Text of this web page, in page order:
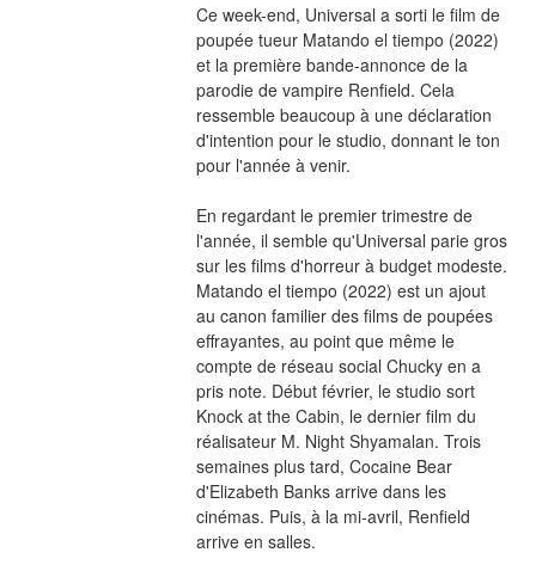
Ce week-end, Universal a sorti le film de
poupée tueur Matando el tiempo (2022)
et la première bande-annonce de la
parodie de vampire Renfield. Cela
ressemble beaucoup à une déclaration
d'intention pour le studio, donnant le ton
pour l'année à venir.
En regardant le premier trimestre de
l'année, il semble qu'Universal parie gros
sur les films d'horreur à budget modeste.
Matando el tiempo (2022) est un ajout
au canon familier des films de poupées
effrayantes, au point que même le
compte de réseau social Chucky en a
pris note. Début février, le studio sort
Knock at the Cabin, le dernier film du
réalisateur M. Night Shyamalan. Trois
semaines plus tard, Cocaine Bear
d'Elizabeth Banks arrive dans les
cinémas. Puis, à la mi-avril, Renfield
arrive en salles.